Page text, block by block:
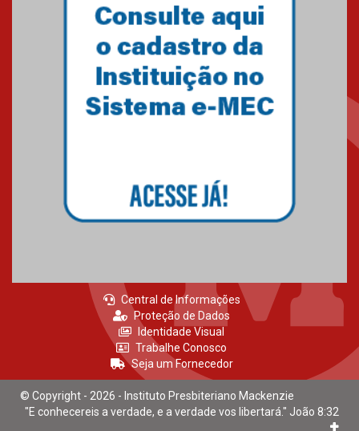
Central de Informações
Proteção de Dados
Identidade Visual
Trabalhe Conosco
Seja um Fornecedor
© Copyright - 2026 - Instituto Presbiteriano Mackenzie
"E conhecereis a verdade, e a verdade vos libertará." João 8:32